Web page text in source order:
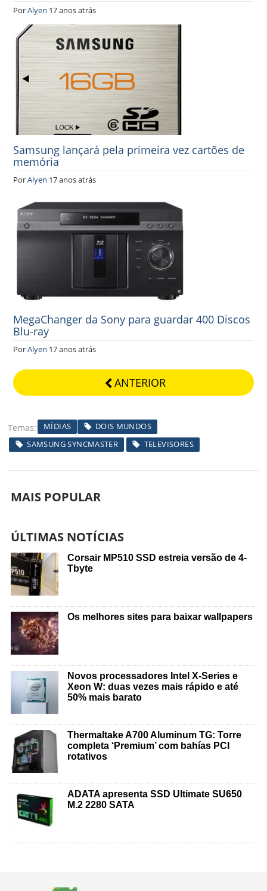
PorAlyen 17 anos atrás
Samsung lançará pela primeira vez cartões de
memória
PorAlyen 17 anos atrás
MegaChanger da Sony para guardar 400 Discos
Blu-ray
PorAlyen 17 anos atrás
ANTERIOR
Temas MÍDIAS
DOIS MUNDOS
SAMSUNG SYNCMASTER
TELEVISORES
MAIS POPULAR
ÚLTIMAS NOTÍCIAS
Corsair MP510 SSD estreia versão de 4-
Tbyte
Os melhores sites para baixar wallpapers
Novos processadores Intel X-Series e
Xeon W: duas vezes mais rápido e até
50% mais barato
Thermaltake A700 Aluminum TG: Torre
completa ‘Premium’ com bahías PCI
rotativos
ADATA apresenta SSD Ultimate SU650
M.2 2280 SATA